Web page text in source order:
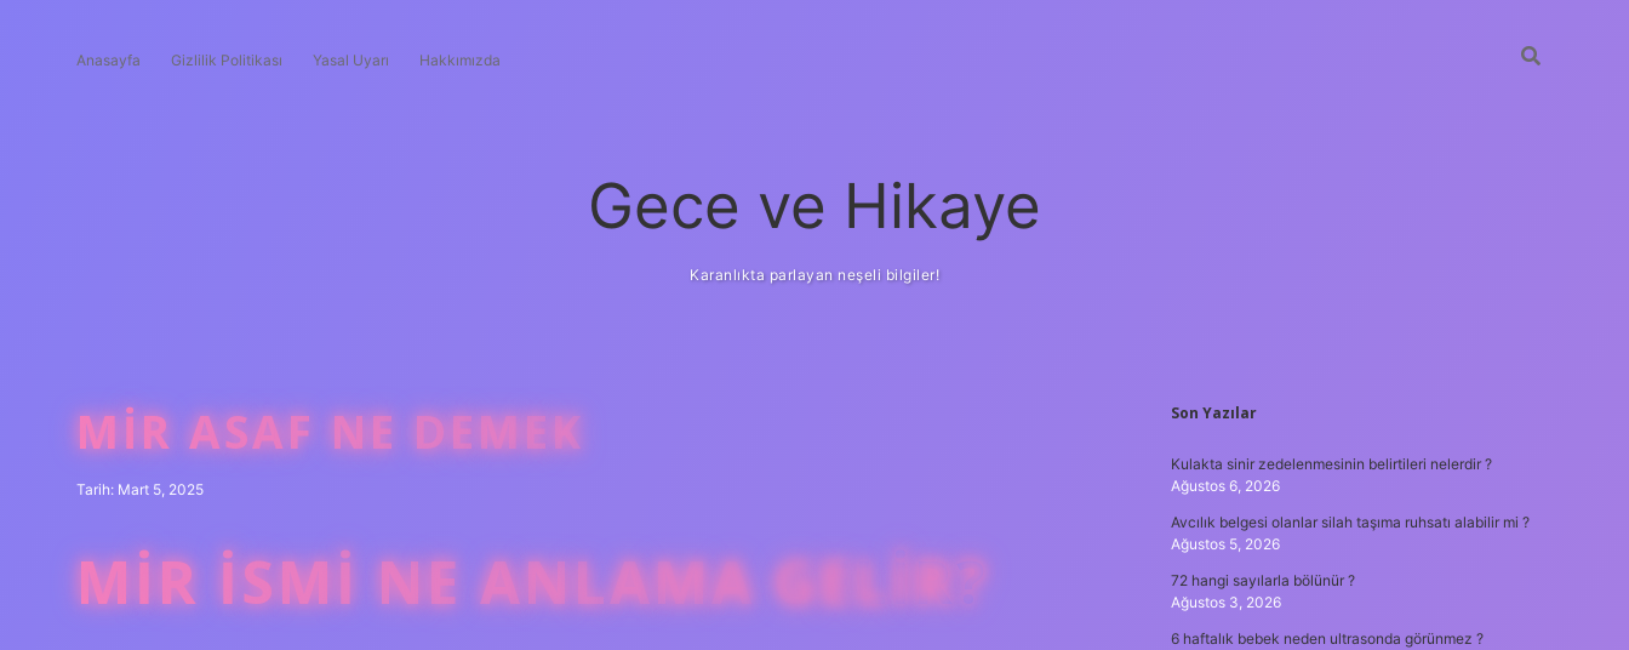
Anasayfa Gizlilik Politikası Yasal Uyarı Hakkımızda
Gece ve Hikaye
Karanlıkta parlayan neşeli bilgiler!
MIR ASAF NE DEMEK
Tarih: Mart 5, 2025
MIR ISMI NE ANLAMA GELIR?
SIDEBAR
Son Yazılar
Kulakta sinir zedelenmesinin belirtileri nelerdir ?
Ağustos 6, 2026
Avcılık belgesi olanlar silah taşıma ruhsatı alabilir mi ?
Ağustos 5, 2026
72 hangi sayılarla bölünür ?
Ağustos 3, 2026
6 haftalık bebek neden ultrasonda görünmez ?